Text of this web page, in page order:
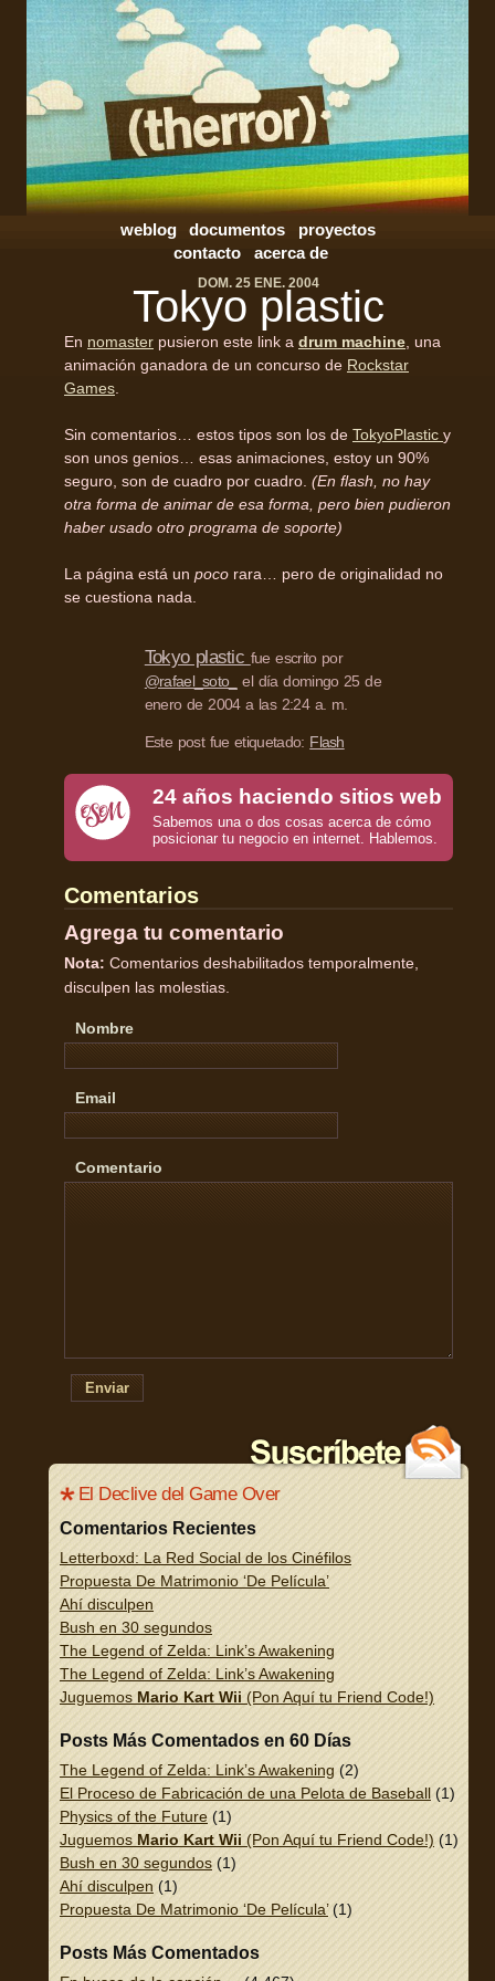
weblog documentos
proyectos
contacto
acerca de
DOM. 25 ENE. 2004
Tokyo plastic
En nomaster pusieron este link a drum machine , una
animación ganadora de un concurso de Rockstar
Games
Sin comentarios… estos tipos son los de TokyoPlastic y
son unos genios… esas animaciones, estoy un 90%
seguro, son de cuadro por cuadro. (En flash, no hay
otra forma de animar de esa forma, pero bien pudieron
haber usado otro programa de soporte)
La página está un poco rara… pero de originalidad no
se cuestiona nada.
Tokyo plastic fue escrito por
@rafael_soto_
el día domingo 25 de
enero de 2004 a las 2:24 a. m.
Este post fue etiquetado: Flash
24 años haciendo sitios web
Sabemos una o dos cosas acerca de cómo
posicionar tu negocio en internet. Hablemos.
Comentarios
Agrega tu comentario
Nota: Comentarios deshabilitados temporalmente,
disculpen las molestias.
Nombre
Email
Comentario
Enviar
El Declive del Game Over
Comentarios Recientes
Letterboxd: La Red Social de los Cinéfilos
Propuesta De Matrimonio ‘De Película’
Ahí disculpen
Bush en 30 segundos
The Legend of Zelda: Link’s Awakening
The Legend of Zelda: Link’s Awakening
Juguemos Mario Kart Wii (Pon Aquí tu Friend Code!)
Posts Más Comentados en 60 Días
The Legend of Zelda: Link’s Awakening (2)
El Proceso de Fabricación de una Pelota de Baseball (1)
Physics of the Future (1)
Juguemos Mario Kart Wii (Pon Aquí tu Friend Code!) (1)
Bush en 30 segundos (1)
Ahí disculpen (1)
Propuesta De Matrimonio ‘De Película’(1)
Posts Más Comentados